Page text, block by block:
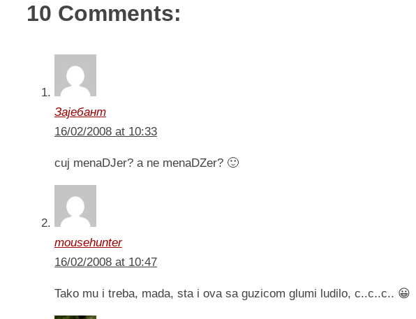
10 Comments:
Зајебант
16/02/2008 at 10:33
cuj menaDJer? a ne menaDZer? 🙂
mousehunter
16/02/2008 at 10:47
Tako mu i treba, mada, sta i ova sa guzicom glumi ludilo, c..c..c.. 😀